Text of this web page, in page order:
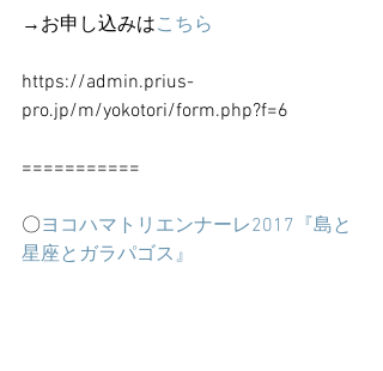
→お申し込みはこちら
https://admin.prius-
pro.jp/m/yokotori/form.php?f=6
===========
〇ヨコハマトリエンナーレ2017『島と
星座とガラパゴス』